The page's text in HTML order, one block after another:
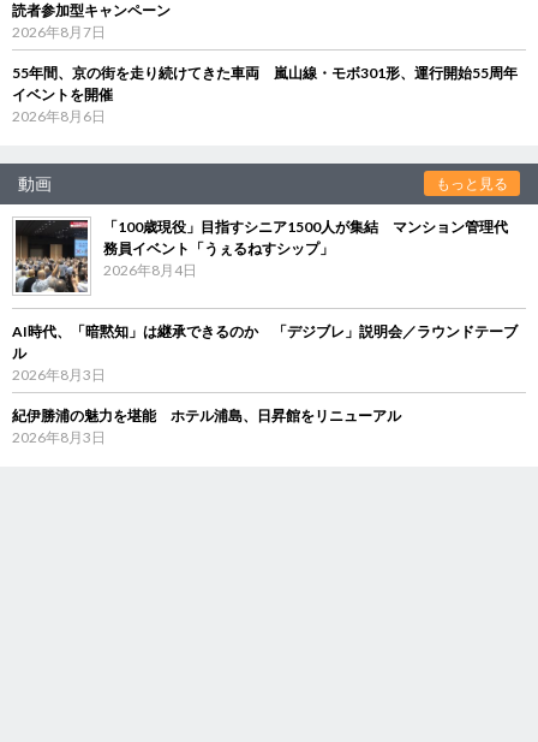
読者参加型キャンペーン
2026年8月7日
55年間、京の街を走り続けてきた車両 嵐山線・モボ301形、運行開始55周年
イベントを開催
2026年8月6日
動画 もっと見る
「100歳現役」目指すシニア1500人が集結 マンション管理代
務員イベント「うぇるねすシップ」
2026年8月4日
AI時代、「暗黙知」は継承できるのか 「デジブレ」説明会／ラウンドテーブ
ル
2026年8月3日
紀伊勝浦の魅力を堪能 ホテル浦島、日昇館をリニューアル
2026年8月3日